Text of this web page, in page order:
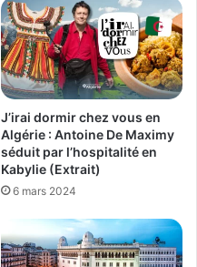
J’irai dormir chez vous en
Algérie : Antoine De Maximy
séduit par l’hospitalité en
Kabylie (Extrait)
6 mars 2024